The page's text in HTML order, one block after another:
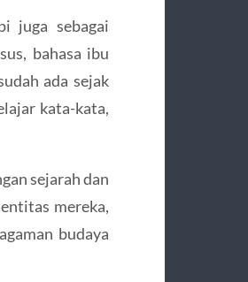
juga sebagai
bahasa ibu
ada sejak
kata-kata,
sejarah dan
mereka,
budaya